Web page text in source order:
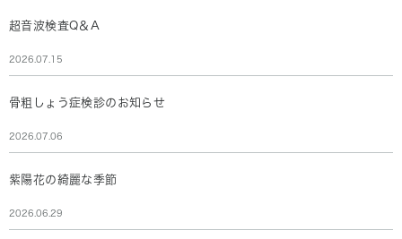
超音波検査Q＆A
2026.07.15
骨粗しょう症検診のお知らせ
2026.07.06
紫陽花の綺麗な季節
2026.06.29